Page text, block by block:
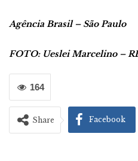
Agência Brasil – São Paulo
FOTO: Ueslei Marcelino –
164
Share Facebook